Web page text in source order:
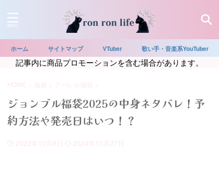
ホーム サイトマップ VTuber 歌い手・音楽系YouTuber
記事内に商品プロモーションを含む場合があります。
HOME > 福袋 > アパレル福袋 >
ジョンブル福袋2025の中身ネタバレ！予
約方法や発売日はいつ！？
2022年10月8日 2024年11月27日